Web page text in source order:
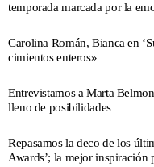
temporada marcada por la
Carolina Román, Bianca en
cimientos enteros»
Entrevistamos a Marta
lleno de posibilidades
Repasamos la deco de los
Awards’; la mejor inspiración